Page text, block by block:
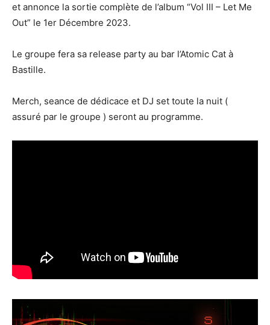
et annonce la sortie complète de l’album “Vol III – Let Me
Out” le 1er Décembre 2023.
Le groupe fera sa release party au bar l’Atomic Cat à
Bastille.
Merch, seance de dédicace et DJ set toute la nuit (
assuré par le groupe ) seront au programme.